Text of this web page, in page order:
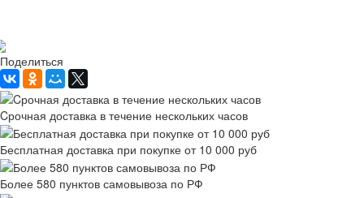
Поделиться
Cрочная доставка в течение нескольких часов
Бесплатная доставка при покупке от 10 000 руб
Более 580 пунктов самовывоза по РФ